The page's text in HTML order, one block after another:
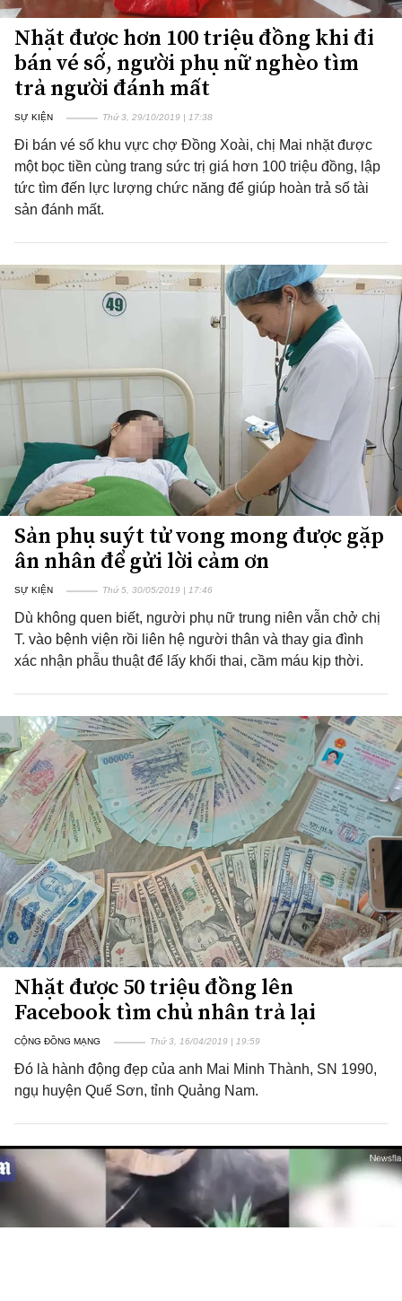
Nhặt được hơn 100 triệu đồng khi đi
bán vé số, người phụ nữ nghèo tìm
trả người đánh mất
SỰ KIỆN Thứ 3, 29/10/2019 | 17:38
Đi bán vé số khu vực chợ Đồng Xoài, chị Mai nhặt được
một bọc tiền cùng trang sức trị giá hơn 100 triệu đồng, lập
tức tìm đến lực lượng chức năng để giúp hoàn trả số tài
sản đánh mất.
Sản phụ suýt tử vong mong được gặp
ân nhân để gửi lời cảm ơn
SỰ KIỆN Thứ 5, 30/05/2019 | 17:46
Dù không quen biết, người phụ nữ trung niên vẫn chở chị
T. vào bệnh viện rồi liên hệ người thân và thay gia đình
xác nhận phẫu thuật để lấy khối thai, cầm máu kịp thời.
Nhặt được 50 triệu đồng lên
Facebook tìm chủ nhân trả lại
CỘNG ĐỒNG MẠNG Thứ 3, 16/04/2019 | 19:59
Đó là hành động đẹp của anh Mai Minh Thành, SN 1990,
ngụ huyện Quế Sơn, tỉnh Quảng Nam.